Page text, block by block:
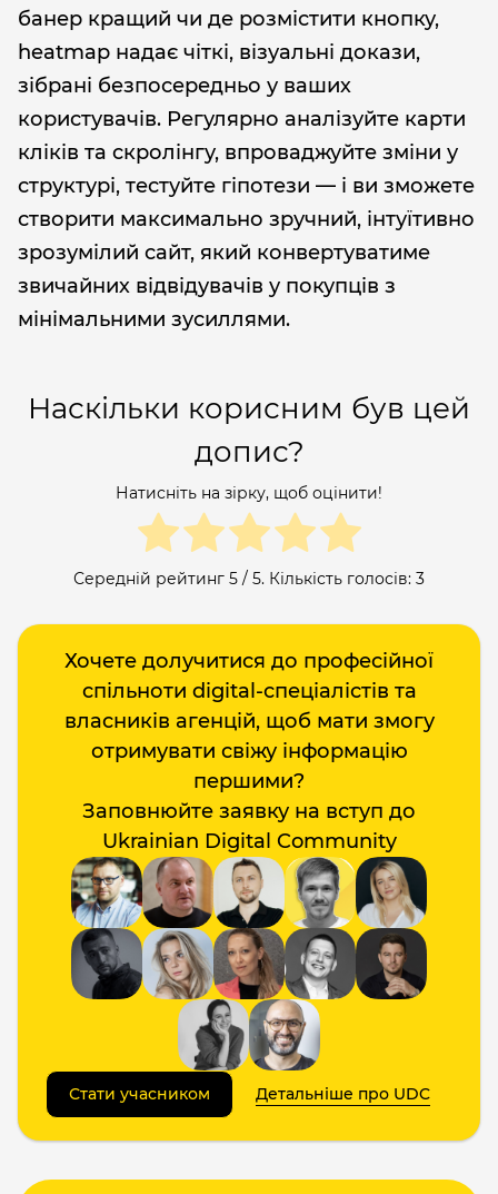
банер кращий чи де розмістити кнопку,
heatmap надає чіткі, візуальні докази,
зібрані безпосередньо у ваших
користувачів. Регулярно аналізуйте карти
кліків та скролінгу, впроваджуйте зміни у
структурі, тестуйте гіпотези — і ви зможете
створити максимально зручний, інтуїтивно
зрозумілий сайт, який конвертуватиме
звичайних відвідувачів у покупців з
мінімальними зусиллями.
Наскільки корисним був цей
допис?
Натисніть на зірку, щоб оцінити!
Середній рейтинг 5 / 5. Кількість голосів: 3
Хочете долучитися до професійної
спільноти digital-спеціалістів та
власників агенцій, щоб мати змогу
отримувати свіжу інформацію
першими?
Заповнюйте заявку на вступ до
Ukrainian Digital Community
Стати учасником Детальніше про UDC